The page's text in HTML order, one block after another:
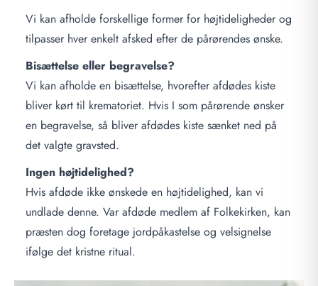
Vi kan afholde forskellige former for højtideligheder og
tilpasser hver enkelt afsked efter de pårørendes ønske.
Bisættelse eller begravelse?
Vi kan afholde en bisættelse, hvorefter afdødes kiste
bliver kørt til krematoriet. Hvis I som pårørende ønsker
en begravelse, så bliver afdødes kiste sænket ned på
det valgte gravsted.
Ingen højtidelighed?
Hvis afdøde ikke ønskede en højtidelighed, kan vi
undlade denne. Var afdøde medlem af Folkekirken, kan
præsten dog foretage jordpåkastelse og velsignelse
ifølge det kristne ritual.